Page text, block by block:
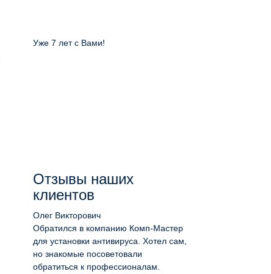
Уже 7 лет с Вами!
Отзывы наших
клиентов
Олег Викторович
Обратился в компанию Комп-Мастер
для установки антивируса. Хотел сам,
но знакомые посоветовали
обратиться к профессионалам.